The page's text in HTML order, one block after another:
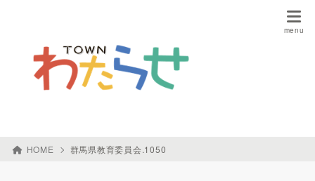
HOME 群馬県教育委員会.1050